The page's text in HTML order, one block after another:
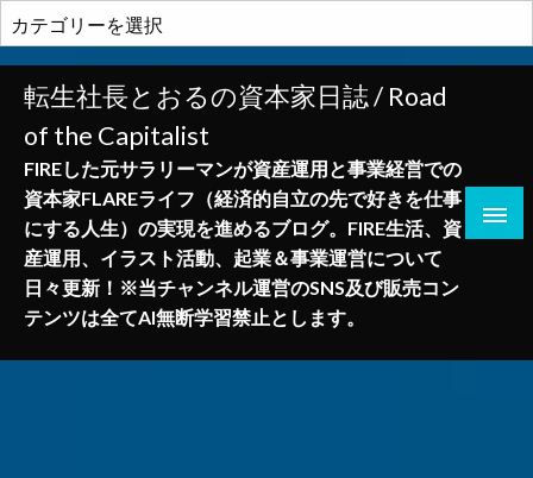
ン
テ
テ
転生社長とおるの資本家日誌 / Road
of the Capitalist
FIREした元サラリーマンが資産運用と事業経営での
資本家FLAREライフ（経済的自立の先で好きを仕事
にする人生）の実現を進めるブログ。FIRE生活、資
産運用、イラスト活動、起業＆事業運営について
日々更新！※当チャンネル運営のSNS及び販売コン
テンツは全てAI無断学習禁止とします。